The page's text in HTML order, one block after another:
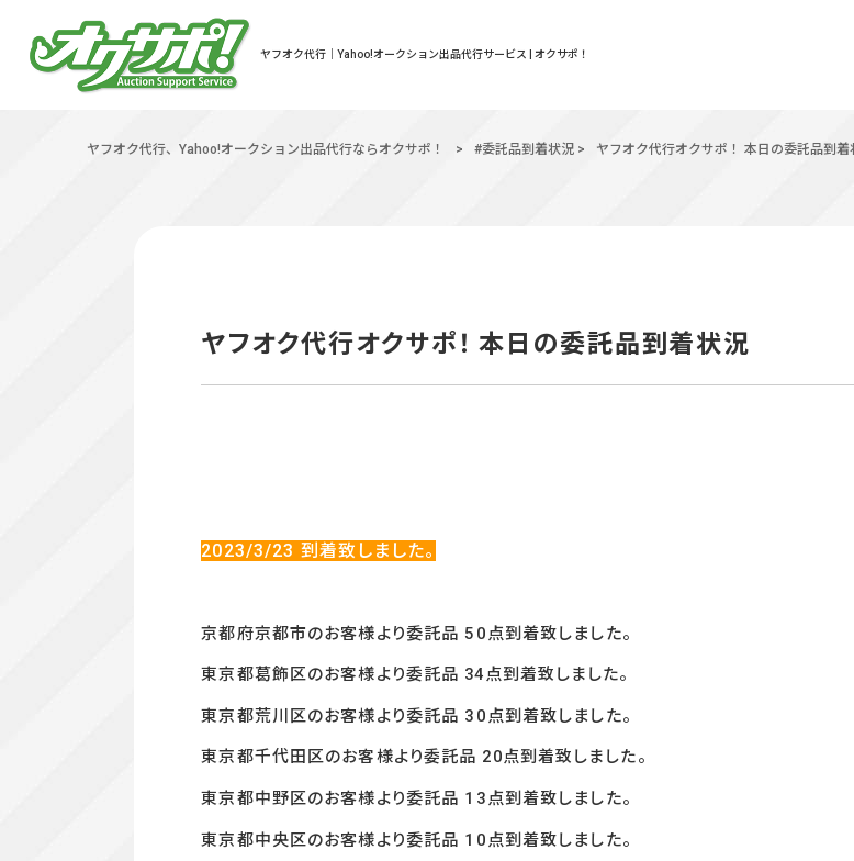
ヤフオク代行｜Yahoo!オークション出品代行サービス | オクサポ！
ヤフオク代行、Yahoo!オークション出品代行ならオクサポ！ > #委託品到着状況> ヤフオク代行オクサポ！ 本日の委託品到着
ヤフオク代行オクサポ！ 本日の委託品到着状況
2023/3/23 到着致しました。
京都府京都市のお客様より委託品 50点到着致しました。
東京都葛飾区のお客様より委託品 34点到着致しました。
東京都荒川区のお客様より委託品 30点到着致しました。
東京都千代田区のお客様より委託品 20点到着致しました。
東京都中野区のお客様より委託品 13点到着致しました。
東京都中央区のお客様より委託品 10点到着致しました。